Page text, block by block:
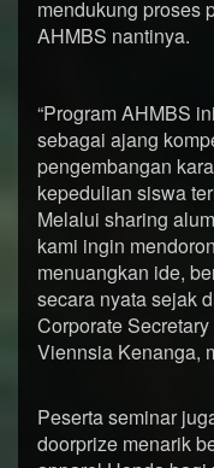
mendukung proses
AHMBS nantinya.
“Program AHMBS
sebagai ajang
pengembangan
kepedulian siswa
Melalui sharing
kami ingin
menuangkan ide,
secara nyata sejak
Corporate
Viennsia Kenanga,
Peserta seminar
doorprize menarik